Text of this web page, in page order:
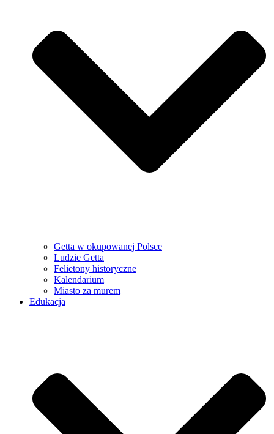
Getta w okupowanej Polsce
Ludzie Getta
Felietony historyczne
Kalendarium
Miasto za murem
Edukacja